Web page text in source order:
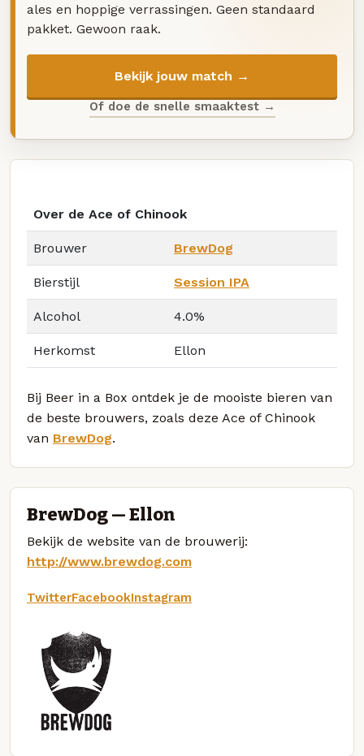
ales en hoppige verrassingen. Geen standaard
pakket. Gewoon raak.
Bekijk jouw match →
Of doe de snelle smaaktest →
Over de Ace of Chinook
Brouwer BrewDog
Bierstijl Session IPA
Alcohol 4.0%
Herkomst Ellon
Bij Beer in a Box ontdek je de mooiste bieren van
de beste brouwers, zoals deze Ace of Chinook
van BrewDog.
BrewDog — Ellon
Bekijk de website van de brouwerij:
http://www.brewdog.com
TwitterFacebookInstagram